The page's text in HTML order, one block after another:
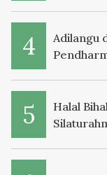
Adilangu
Halal